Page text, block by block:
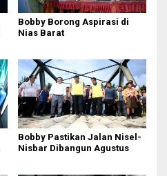
Bobby Borong Aspirasi di
Nias Barat
Bobby Pastikan Jalan Nisel-
Nisbar Dibangun Agustus